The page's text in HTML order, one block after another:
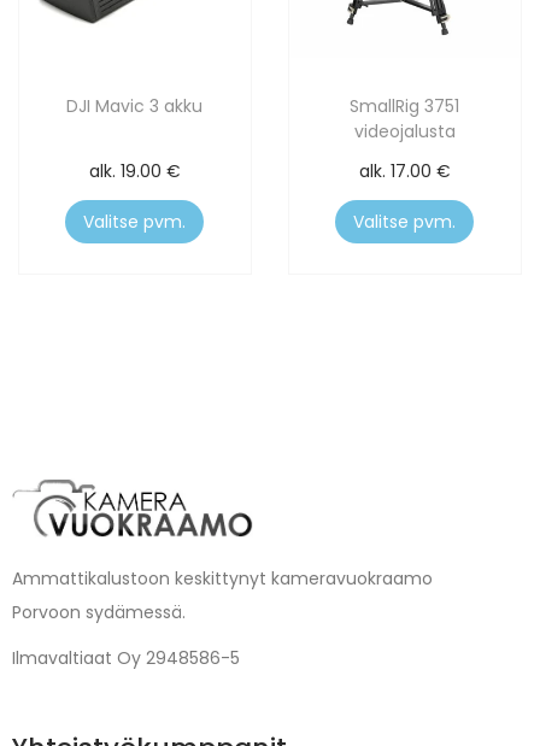
DJI Mavic 3 akku
alk. 19.00 €
Valitse pvm.
SmallRig 3751
videojalusta
alk. 17.00 €
Valitse pvm.
Ammattikalustoon keskittynyt kameravuokraamo
Porvoon sydämessä.
Ilmavaltiaat Oy 2948586-5